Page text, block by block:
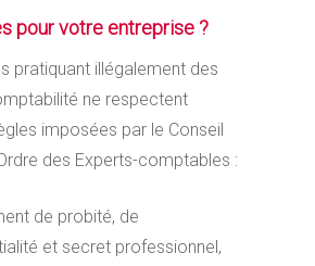
pour votre entreprise ?
pratiquant illégalement des
ne respectent
imposées par le Conseil
des Experts-comptables :
de probité, de
et secret professionnel,